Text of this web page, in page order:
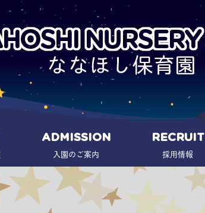
ADMISSION
入園のご案内
RECRUIT
採用情報